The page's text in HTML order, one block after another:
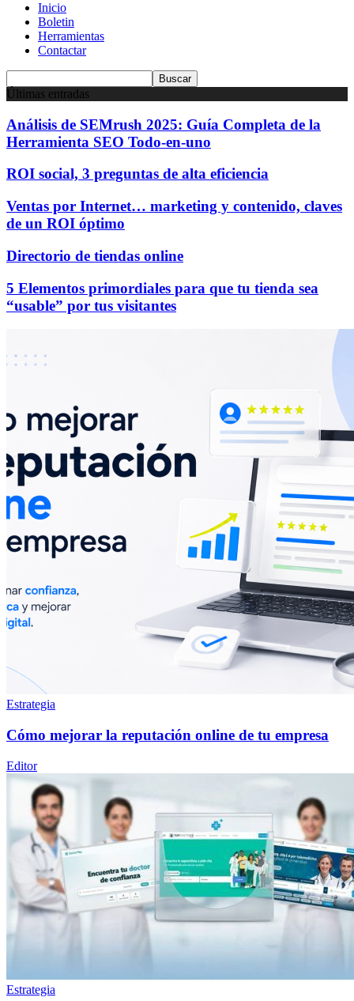
Inicio
Boletin
Herramientas
Contactar
Últimas entradas
Análisis de SEMrush 2025: Guía Completa de la
Herramienta SEO Todo-en-uno
ROI social, 3 preguntas de alta eficiencia
Ventas por Internet… marketing y contenido, claves
de un ROI óptimo
Directorio de tiendas online
5 Elementos primordiales para que tu tienda sea
“usable” por tus visitantes
Estrategia
Cómo mejorar la reputación online de tu empresa
Editor
Estrategia